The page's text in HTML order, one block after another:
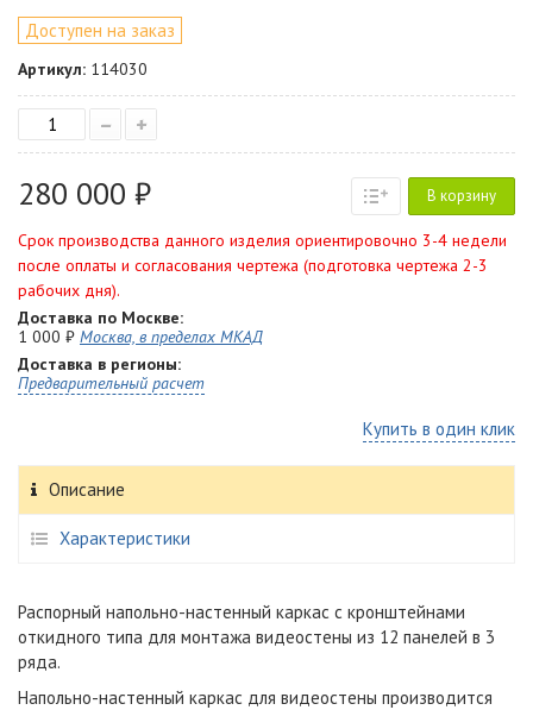
Доступен на заказ
Артикул: 114030
– +
280 000 ₽ В корзину
Срок производства данного изделия ориентировочно 3-4 недели
после оплаты и согласования чертежа (подготовка чертежа 2-3
рабочих дня).
Доставка по Москве:
1 000 ₽ Москва, в пределах МКАД
Доставка в регионы:
Предварительный расчет
Купить в один клик
Описание
Характеристики
Распорный напольно-настенный каркас с кронштейнами
откидного типа для монтажа видеостены из 12 панелей в 3
ряда.
Напольно-настенный каркас для видеостены производится